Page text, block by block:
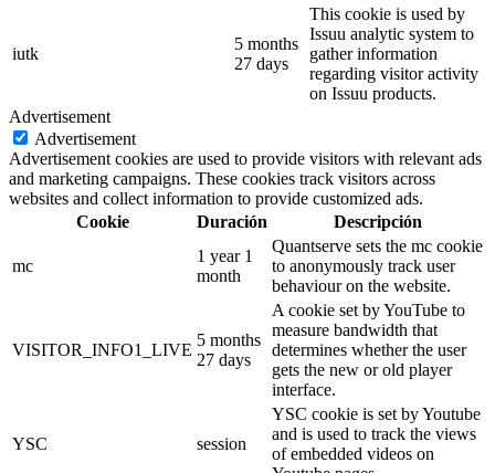
iutk
5 months
27 days
This cookie is used by
Issuu analytic system to
gather information
regarding visitor activity
on Issuu products.
Advertisement
Advertisement
Advertisement cookies are used to provide visitors with relevant ads
and marketing campaigns. These cookies track visitors across
websites and collect information to provide customized ads.
Cookie
Duración Descripción
mc
1 year 1
month
Quantserve sets the mc cookie
to anonymously track user
behaviour on the website.
VISITOR_INFO1_LIVE
5 months
27 days
A cookie set by YouTube to
measure bandwidth that
determines whether the user
gets the new or old player
interface.
YSC session
YSC cookie is set by Youtube
and is used to track the views
of embedded videos on